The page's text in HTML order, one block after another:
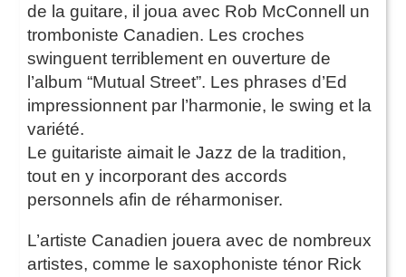
de la guitare, il joua avec Rob McConnell un
tromboniste Canadien. Les croches
swinguent terriblement en ouverture de
l’album “Mutual Street”. Les phrases d’Ed
impressionnent par l’harmonie, le swing et la
variété.
Le guitariste aimait le Jazz de la tradition,
tout en y incorporant des accords
personnels afin de réharmoniser.
L’artiste Canadien jouera avec de nombreux
artistes, comme le saxophoniste ténor Rick